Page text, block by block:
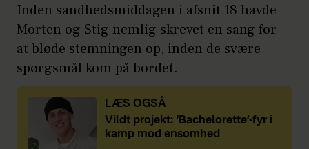
Inden sandhedsmiddagen i afsnit 18 havde
Morten og Stig nemlig skrevet en sang for
at bløde stemningen op, inden de svære
spørgsmål kom på bordet.
LÆS OGSÅ
Vildt projekt: ‘Bachelorette’-fyr i
kamp mod ensomhed